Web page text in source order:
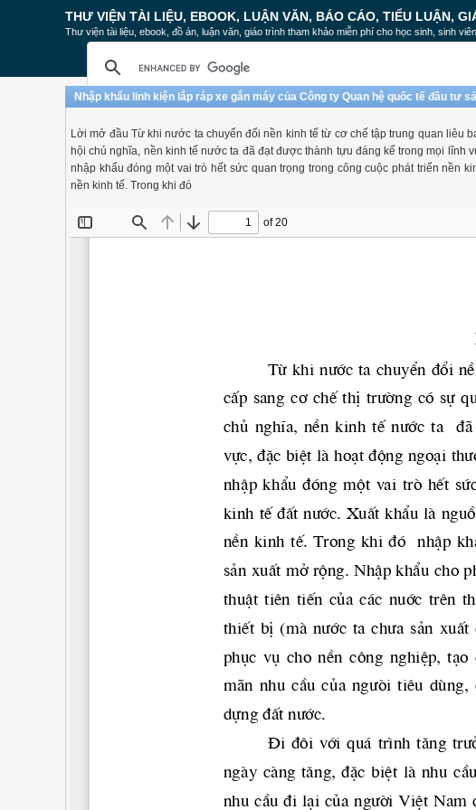
THƯ VIỆN TÀI LIỆU, EBOOK, LUẬN VĂN, BÁO CÁO, TIỂU LUẬN,
Thư viện tài liệu, ebook, đồ án, luận văn, giáo trình tham khảo miễn phí cho học sinh, sinh viên
Nhập khẩu linh kiện lắp ráp xe gắn máy của Công ty Quan hệ quốc tế đầu tư
Lời mở đầu Từ khi nước ta chuyển đổi nền kinh tế từ cơ chế tập trung quan
hội chủ nghĩa, nền kinh tế nước ta đã đạt được thành tựu đáng kể trong mọi
nhập khẩu đóng một vai trò hết sức quan trọng trong công cuộc phát triển nền
nền kinh tế. Trong khi đó